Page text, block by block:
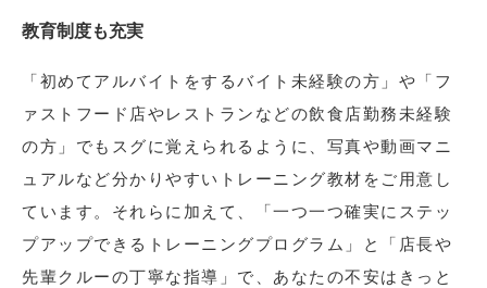
教育制度も充実
「初めてアルバイトをするバイト未経験の方」や「フ
ァストフード店やレストランなどの飲食店勤務未経験
の方」でもスグに覚えられるように、写真や動画マニ
ュアルなど分かりやすいトレーニング教材をご用意し
ています。それらに加えて、「一つ一つ確実にステッ
プアップできるトレーニングプログラム」と「店長や
先輩クルーの丁寧な指導」で、あなたの不安はきっと